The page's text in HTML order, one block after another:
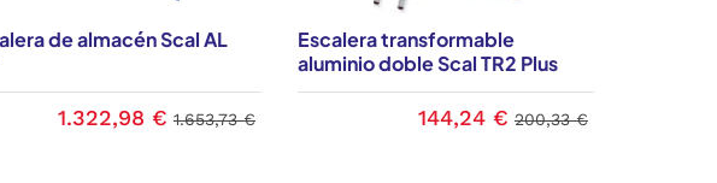
de almacén Scal AL
1.322,98 € 1.653,73 €
Escalera transformable
aluminio doble Scal TR2 Plus
144,24 € 200,33 €